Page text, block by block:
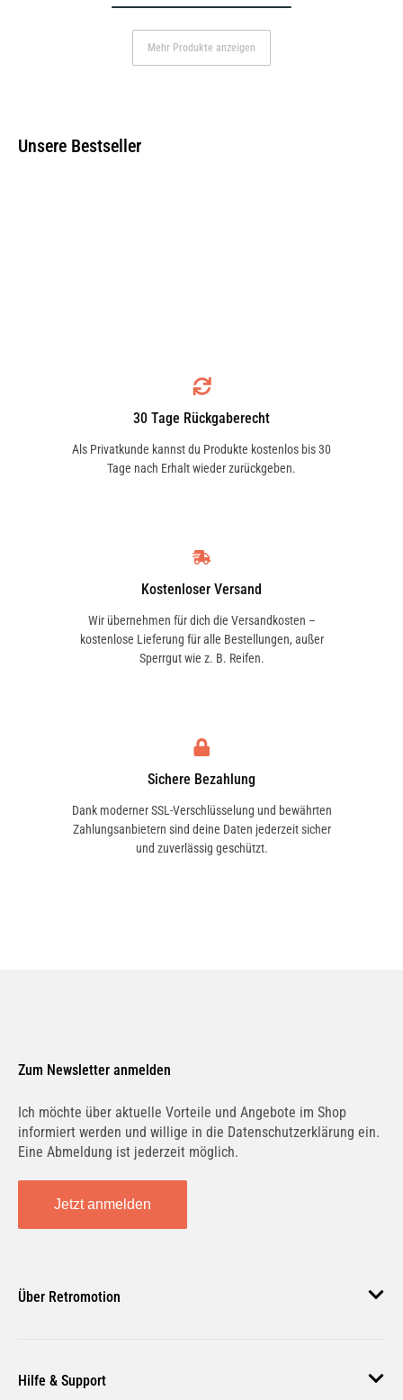
Mehr Produkte anzeigen
Unsere Bestseller
30 Tage Rückgaberecht
Als Privatkunde kannst du Produkte kostenlos bis 30
Tage nach Erhalt wieder zurückgeben.
Kostenloser Versand
Wir übernehmen für dich die Versandkosten –
kostenlose Lieferung für alle Bestellungen, außer
Sperrgut wie z. B. Reifen.
Sichere Bezahlung
Dank moderner SSL-Verschlüsselung und bewährten
Zahlungsanbietern sind deine Daten jederzeit sicher
und zuverlässig geschützt.
Zum Newsletter anmelden
Ich möchte über aktuelle Vorteile und Angebote im Shop
informiert werden und willige in die Datenschutzerklärung ein.
Eine Abmeldung ist jederzeit möglich.
Jetzt anmelden
Über Retromotion
Unsere Jobs
Hilfe & Support